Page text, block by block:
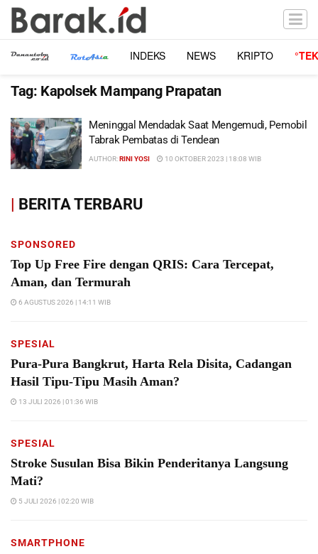
INDEKS NEWS KRIPTO
Tag: Kapolsek Mampang Prapatan
Meninggal Mendadak Saat Mengemudi, Pemobil
Tabrak Pembatas di Tendean
AUTHOR:RINI YOSI 10 OKTOBER 2023 | 18:08 WIB
| BERITA TERBARU
SPONSORED
Top Up Free Fire dengan QRIS: Cara Tercepat,
Aman, dan Termurah
6 AGUSTUS 2026 | 14:11 WIB
SPESIAL
Pura-Pura Bangkrut, Harta Rela Disita, Cadangan
Hasil Tipu-Tipu Masih Aman?
13 JULI 2026 | 01:36 WIB
SPESIAL
Stroke Susulan Bisa Bikin Penderitanya Langsung
Mati?
5 JULI 2026 | 02:20 WIB
SMARTPHONE